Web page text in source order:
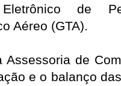
Eletrônico de
Aéreo (GTA).
Assessoria de
e o balanço